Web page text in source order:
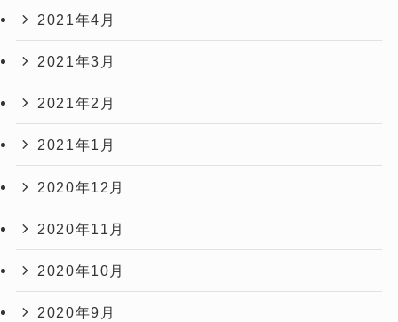
2021年4月
2021年3月
2021年2月
2021年1月
2020年12月
2020年11月
2020年10月
2020年9月